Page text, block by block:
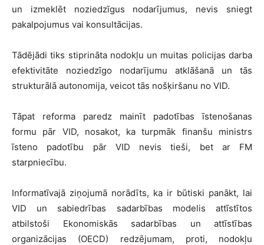
un izmeklēt noziedzīgus nodarījumus, nevis sniegt
pakalpojumus vai konsultācijas.
Tādējādi tiks stiprināta nodokļu un muitas policijas darba
efektivitāte noziedzīgo nodarījumu atklāšanā un tās
strukturālā autonomija, veicot tās nošķiršanu no VID.
Tāpat reforma paredz mainīt padotības īstenošanas
formu pār VID, nosakot, ka turpmāk finanšu ministrs
īsteno padotību pār VID nevis tieši, bet ar FM
starpniecību.
Informatīvajā ziņojumā norādīts, ka ir būtiski panākt, lai
VID un sabiedrības sadarbības modelis attīstītos
atbilstoši Ekonomiskās sadarbības un attīstības
organizācijas (OECD) redzējumam, proti, nodokļu